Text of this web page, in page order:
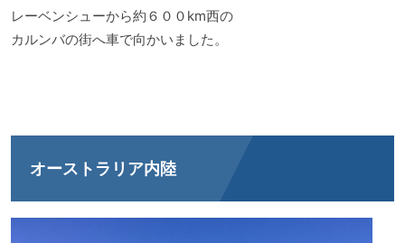
レーベンシューから約６００km西の
カルンバの街へ車で向かいました。
オーストラリア内陸